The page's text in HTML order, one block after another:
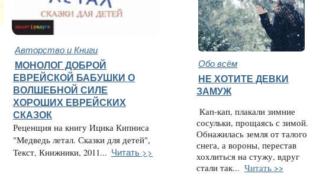
Авторство и Книги
МОНОЛОГ ДОБРОЙ
ЕВРЕЙСКОЙ БАБУШКИ О
ВОЛШЕБНОЙ СИЛЕ
ХОРОШИХ ЕВРЕЙСКИХ
СКАЗОК
Реценщия на книгу Ицика Кипниса
"Медведь летал. Сказки для детей",
Текст, Книжники, 2011... Читать >>
Обо всём
НЕ ХОТИТЕ ДЕВКИ
ЗАМУЖ
Кап-кап, плакали зимние
сосульки, прощаясь с зимой.
Обнажилась земля от талого
снега, а вороны, перестав
хохлиться на стужу, вдруг
стали так... Читать >>